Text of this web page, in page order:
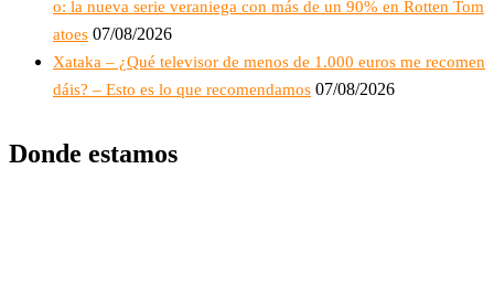
o: la nueva serie veraniega con más de un 90% en Rotten Tom
atoes 07/08/2026
Xataka – ¿Qué televisor de menos de 1.000 euros me recomen
dáis? – Esto es lo que recomendamos 07/08/2026
Donde estamos